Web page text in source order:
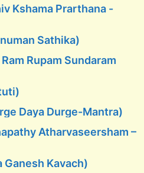
Kshama Prarthana -
Sathika)
Ram Rupam Sundaram
Daya Durge-Mantra)
Atharvaseersham –
Ganesh Kavach)